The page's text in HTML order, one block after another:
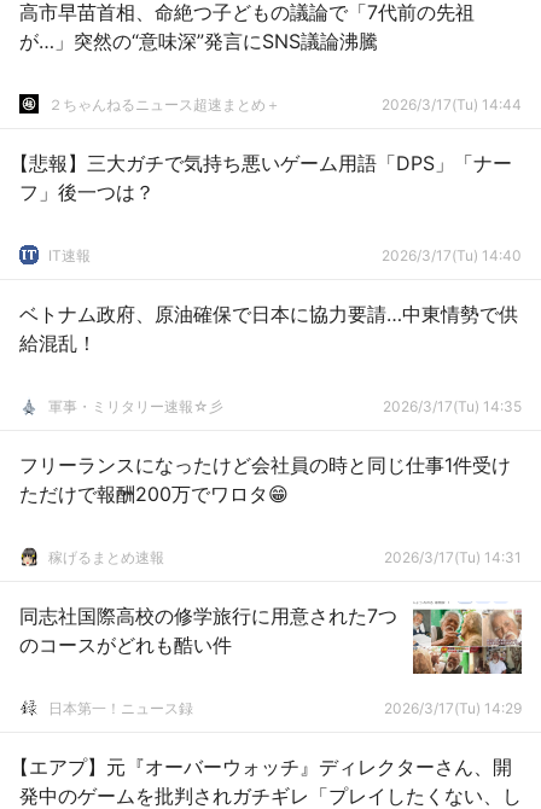
高市早苗首相、命絶つ子どもの議論で「7代前の先祖
が…」突然の“意味深”発言にSNS議論沸騰
２ちゃんねるニュース超速まとめ＋ 2026/3/17(Tu) 14:44
【悲報】三大ガチで気持ち悪いゲーム用語「DPS」「ナー
フ」後一つは？
IT速報 2026/3/17(Tu) 14:40
ベトナム政府、原油確保で日本に協力要請…中東情勢で供
給混乱！
軍事・ミリタリー速報☆彡 2026/3/17(Tu) 14:35
フリーランスになったけど会社員の時と同じ仕事1件受け
ただけで報酬200万でワロタ😁
稼げるまとめ速報 2026/3/17(Tu) 14:31
同志社国際高校の修学旅行に用意された7つ
のコースがどれも酷い件
日本第一！ニュース録 2026/3/17(Tu) 14:29
【エアプ】元『オーバーウォッチ』ディレクターさん、開
発中のゲームを批判されガチギレ「プレイしたくない、し